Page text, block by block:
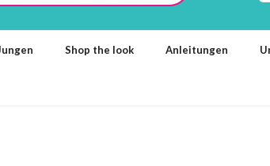
Shop the look Anleitungen